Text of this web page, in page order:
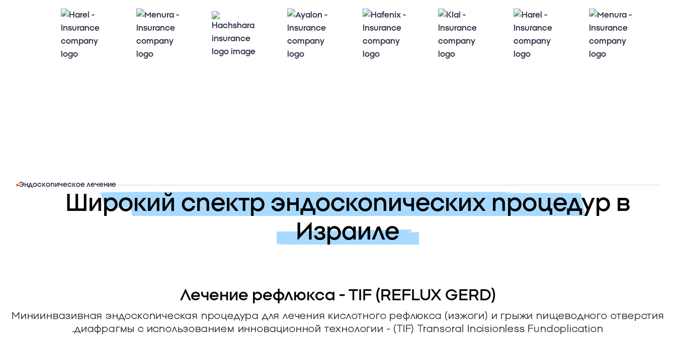
Эндоскопическое лечение
Широкий спектр эндоскопических процедур в
Израиле
Лечение рефлюкса - TIF (REFLUX GERD)
Миниинвазивная эндоскопическая процедура для лечения кислотного рефлюкса (изжоги) и грыжи пищеводного отверстия
диафрагмы с использованием инновационной технологии - (TIF) Transoral Incisionless Fundoplication.